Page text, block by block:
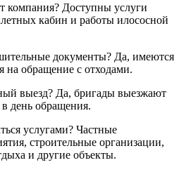
компания? Доступны услуги
кабин и работы илососной
документы? Да, имеются
на обращение с отходами.
выезд? Да, бригады выезжают
день обращения.
услугами? Частные
строительные организации,
и другие объекты.